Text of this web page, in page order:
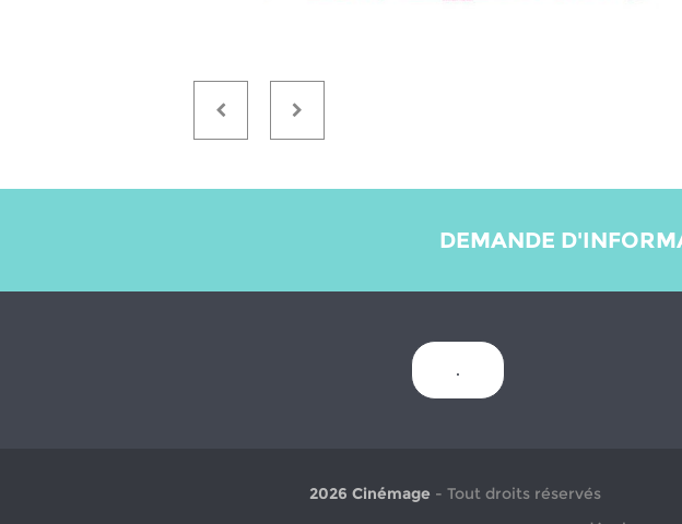
DEMANDE
.
2026 Cinémage - Tout droits réservés